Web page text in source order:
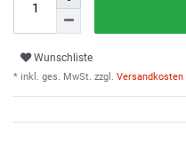
Wunschliste
* inkl. ges. MwSt. zzgl. Versandkosten